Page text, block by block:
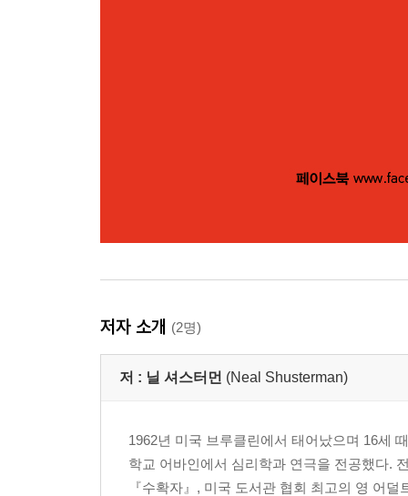
저자 소개 (2명)
저 : 닐 셔스터먼 (Neal Shusterman)
1962년 미국 브루클린에서 태어났으며 16세
학교 어바인에서 심리학과 연극을 전공했다.
『수확자』, 미국 도서관 협회 최고의 영 어